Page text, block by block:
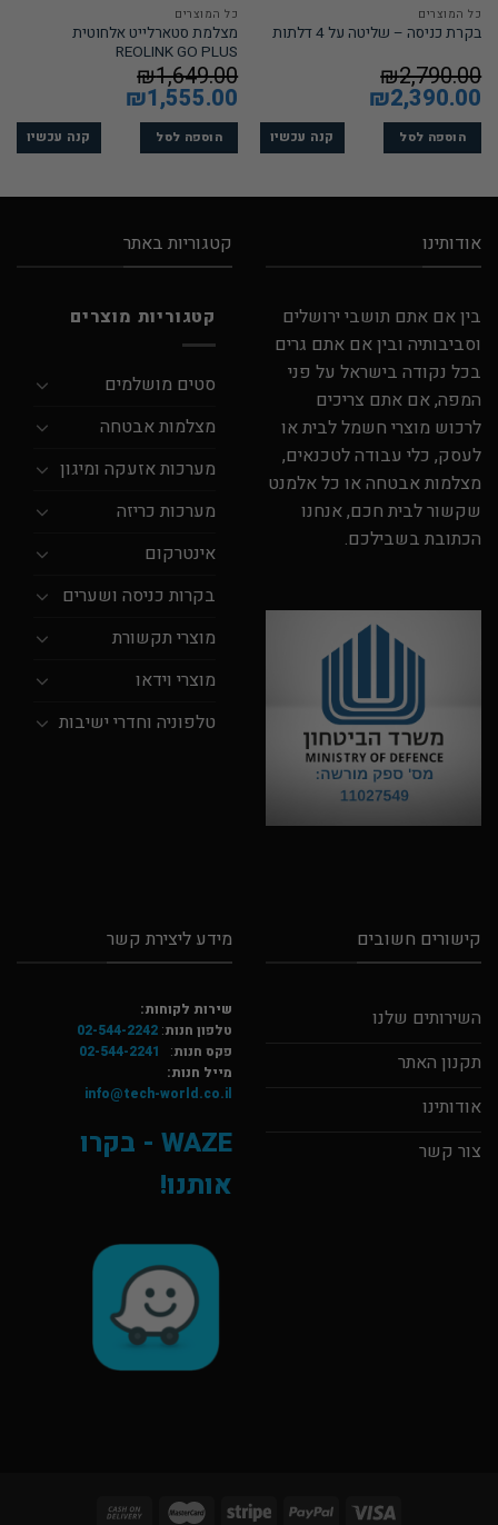
כל המוצרים
בקרת כניסה – שליטה על 4 דלתות
₪2,790.00
המחיר
המקורי
היה:
₪2,790.00.
₪2,390.00 המחיר
הנוכחי
₪2,390.00. הוספה לסל קנה עכשיו
כל המוצרים
מצלמת סטארלייט אלחוטית
REOLINK GO PLUS
₪1,649.00
המחיר
המקורי
היה:
₪1,649.00.
₪1,555.00 המחיר
הנוכחי
₪1,555.00. הוספה לסל קנה עכשיו
אודותינו
בין אם אתם תושבי ירושלים
וסביבותיה ובין אם אתם גרים
בכל נקודה בישראל על פני
המפה, אם אתם צריכים
לרכוש מוצרי חשמל לבית או
לעסק, כלי עבודה לטכנאים,
מצלמות אבטחה או כל אלמנט
שקשור לבית חכם, אנחנו
הכתובת בשבילכם.
קטגוריות באתר
קטגוריות מוצרים
סטים מושלמים
מצלמות אבטחה
מערכות אזעקה ומיגון
מערכות כריזה
אינטרקום
בקרות כניסה ושערים
מוצרי תקשורת
מוצרי וידאו
טלפוניה וחדרי ישיבות
קישורים חשובים
השירותים שלנו
תקנון האתר
אודותינו
צור קשר
מידע ליצירת קשר
שירות לקוחות:
טלפון חנות:
02-544-2242
פקס חנות:
02-544-2241
מייל חנות:
info@tech-world.co.il
WAZE - בקרו
אותנו!